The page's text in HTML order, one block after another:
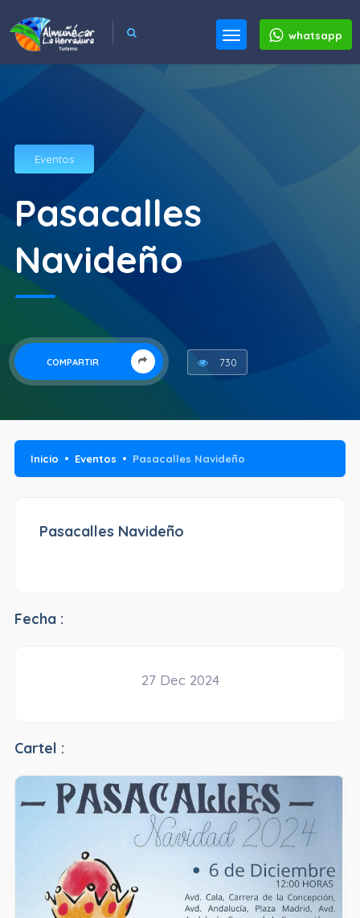
whatsapp
Eventos
Pasacalles
Navideño
COMPARTIR 730
Inicio Eventos Pasacalles Navideño
Pasacalles Navideño
Fecha :
27 Dec 2024
Cartel :